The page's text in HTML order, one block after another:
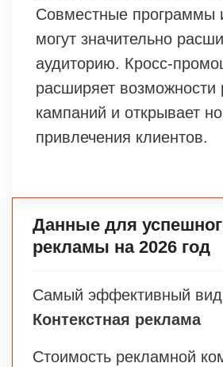
Совместные программы
могут значительно
аудиторию. Кросс-
расширяет возможности
кампаний и открывает
привлечения клиентов.
Данные для
рекламы на 2026 год
Самый эффективный
Контекстная реклама
Стоимость рекламной